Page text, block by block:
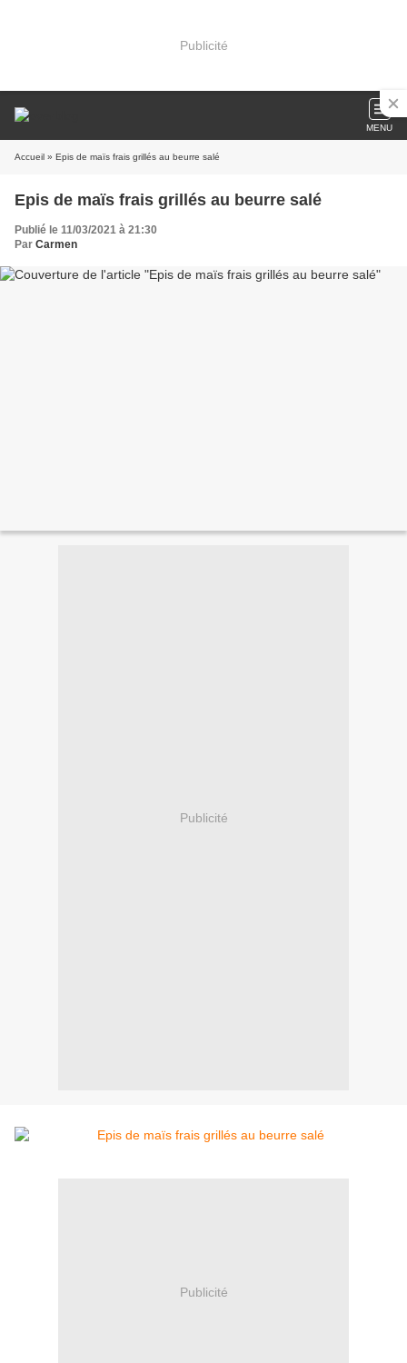
Publicité
MENU
Accueil » Epis de maïs frais grillés au beurre salé
Epis de maïs frais grillés au beurre salé
Publié le 11/03/2021 à 21:30
Par Carmen
Publicité
Publicité